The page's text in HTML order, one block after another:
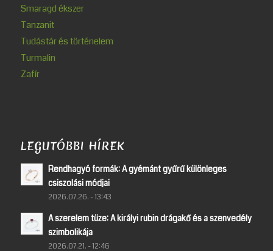
Smaragd ékszer
Tanzanit
Tudástár és történelem
Turmalin
Zafír
LEGUTÓBBI HÍREK
Rendhagyó formák: A gyémánt gyűrű különleges
csiszolási módjai
2026.07.26. - 13:43
A szerelem tüze: A királyi rubin drágakő és a szenvedély
szimbolikája
2026.07.21. - 12:46